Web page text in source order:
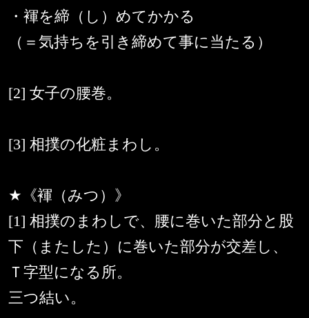
・褌を締（し）めてかかる
（＝気持ちを引き締めて事に当たる）
[2] 女子の腰巻。
[3] 相撲の化粧まわし。
★《褌（みつ）》
[1] 相撲のまわしで、腰に巻いた部分と股
下（またした）に巻いた部分が交差し、
Ｔ字型になる所。
三つ結い。